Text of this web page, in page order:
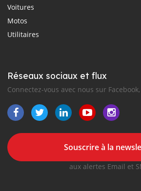
Voitures
Motos
Utilitaires
Réseaux sociaux et flux
Connectez-vous avec nous sur
Souscrire à la
aux alertes Email et